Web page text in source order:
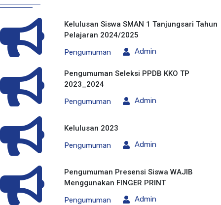
Kelulusan Siswa SMAN 1 Tanjungsari Tahun
Pelajaran 2024/2025
Pengumuman
Admin
Pengumuman Seleksi PPDB KKO TP
2023_2024
Pengumuman
Admin
Kelulusan 2023
Pengumuman
Admin
Pengumuman Presensi Siswa WAJIB
Menggunakan FINGER PRINT
Pengumuman
Admin